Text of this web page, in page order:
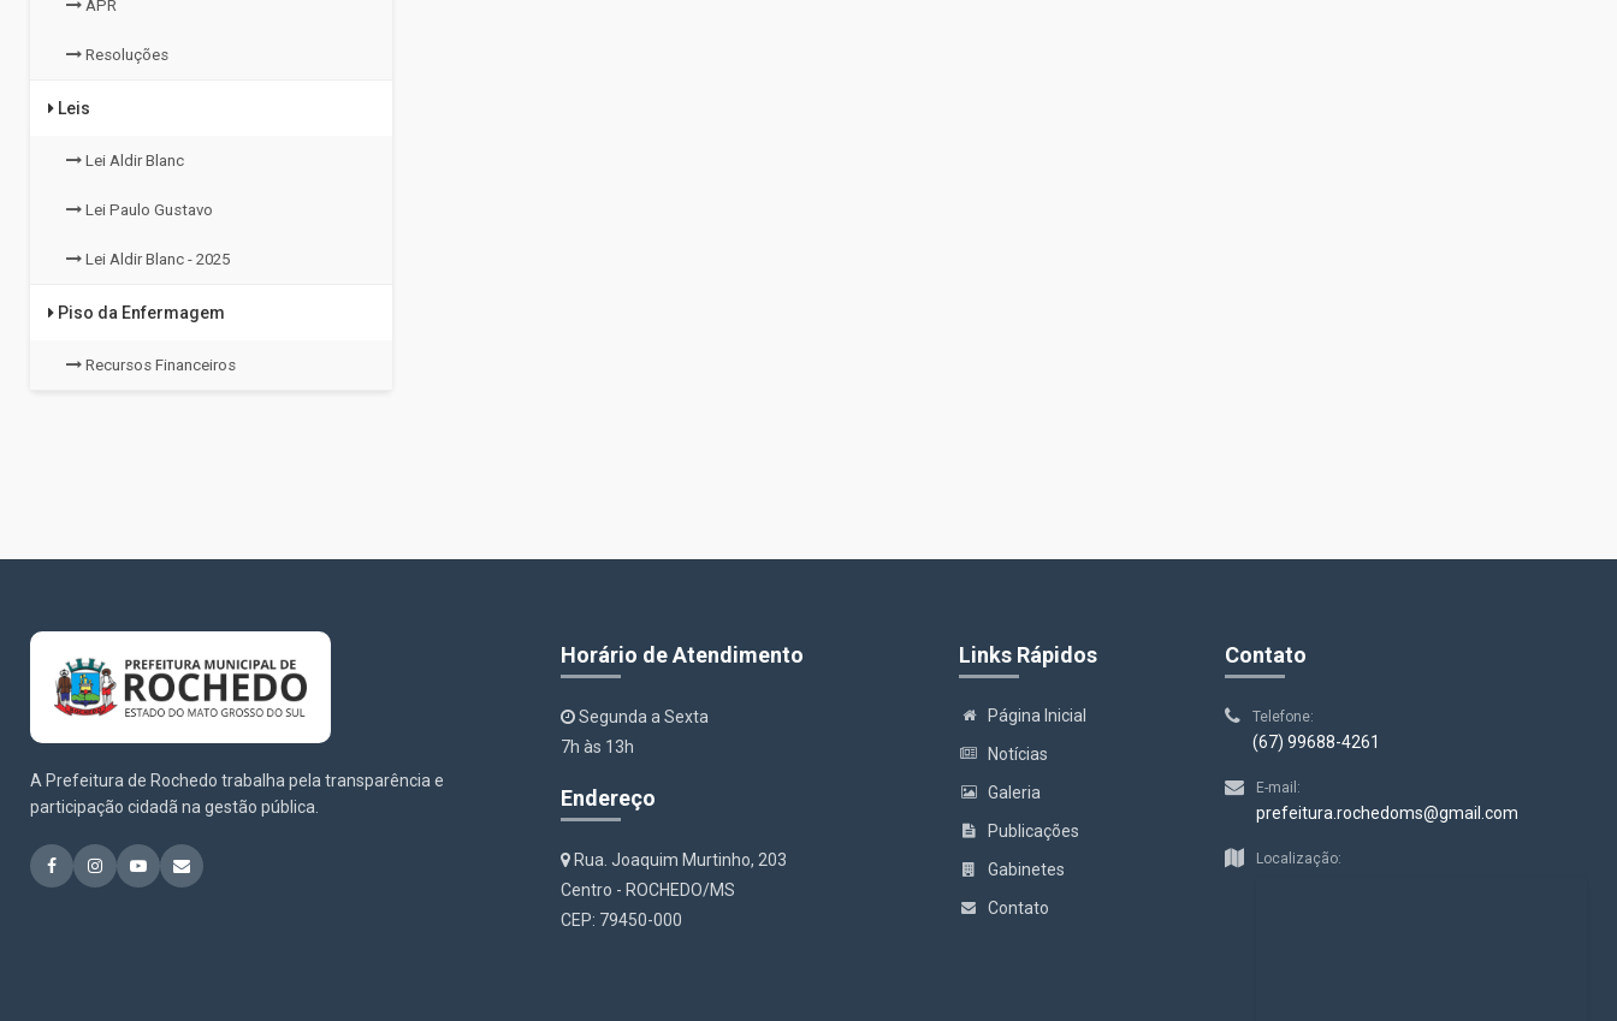
APR
Resoluções
Leis
Lei Aldir Blanc
Lei Paulo Gustavo
Lei Aldir Blanc - 2025
Piso da Enfermagem
Recursos Financeiros
A Prefeitura de Rochedo trabalha pela transparência e
participação cidadã na gestão pública.
Horário de Atendimento
Segunda a Sexta
7h às 13h
Endereço
Rua. Joaquim Murtinho, 203
Centro - ROCHEDO/MS
CEP: 79450-000
Links Rápidos
Página Inicial
Notícias
Galeria
Publicações
Gabinetes
Contato
Contato
Telefone:
(67) 99688-4261
E-mail:
prefeitura.rochedoms@gmail.com
Localização: